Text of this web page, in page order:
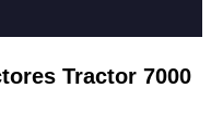
Tractor 7000